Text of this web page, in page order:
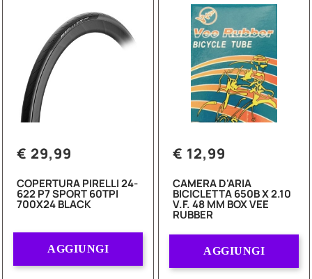
€ 29,99
COPERTURA PIRELLI 24-
622 P7 SPORT 60TPI
700X24 BLACK
AGGIUNGI
€ 12,99
CAMERA D'ARIA
BICICLETTA 650B X 2.10
V.F. 48 MM BOX VEE
RUBBER
AGGIUNGI